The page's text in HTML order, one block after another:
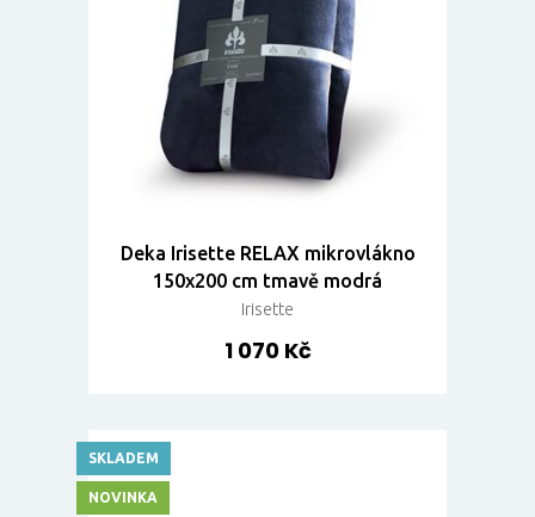
Deka Irisette RELAX mikrovlákno
150x200 cm tmavě modrá
Irisette
1 070 Kč
SKLADEM
NOVINKA